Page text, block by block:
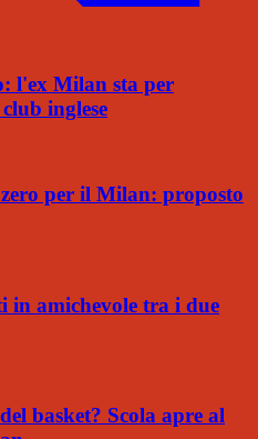
l'ex Milan sta per
inglese
per il Milan: proposto
in amichevole tra i due
basket? Scola apre al